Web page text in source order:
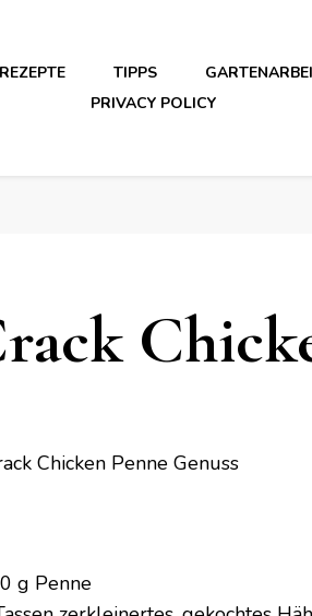
TIPPS
PRIVACY POLICY
Chicken Penne Genuss
g Penne